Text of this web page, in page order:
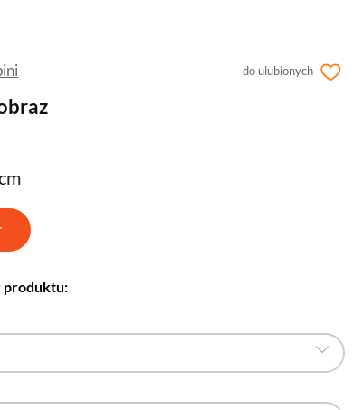
do ulubionych
produktu: